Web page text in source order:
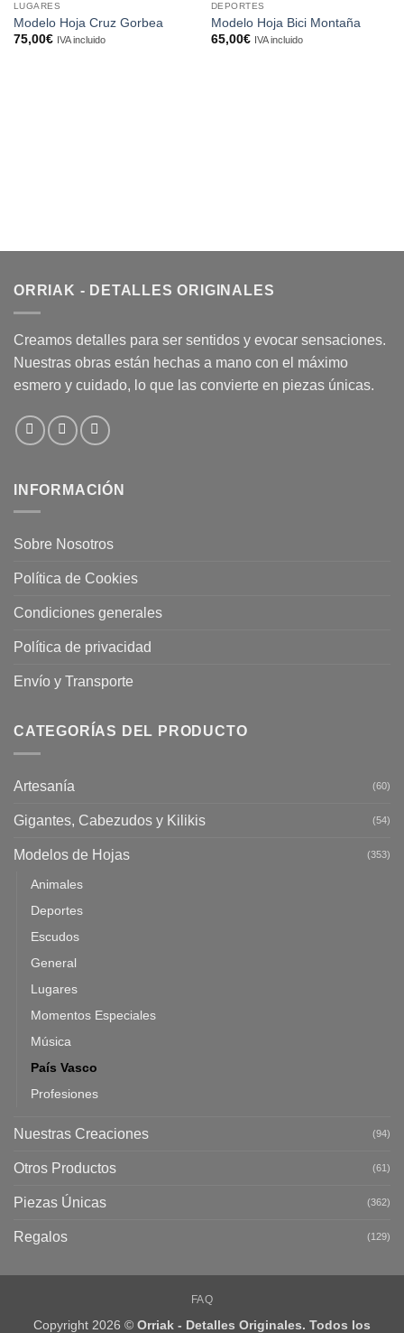
LUGARES
Modelo Hoja Cruz Gorbea
75,00€ IVA incluido
DEPORTES
Modelo Hoja Bici Montaña
65,00€ IVA incluido
ORRIAK - DETALLES ORIGINALES
Creamos detalles para ser sentidos y evocar sensaciones.
Nuestras obras están hechas a mano con el máximo
esmero y cuidado, lo que las convierte en piezas únicas.
INFORMACIÓN
Sobre Nosotros
Política de Cookies
Condiciones generales
Política de privacidad
Envío y Transporte
CATEGORÍAS DEL PRODUCTO
Artesanía (60)
Gigantes, Cabezudos y Kilikis (54)
Modelos de Hojas (353)
Animales
Deportes
Escudos
General
Lugares
Momentos Especiales
Música
País Vasco
Profesiones
Nuestras Creaciones (94)
Otros Productos (61)
Piezas Únicas (362)
Regalos (129)
FAQ
Copyright 2026 © Orriak - Detalles Originales. Todos los